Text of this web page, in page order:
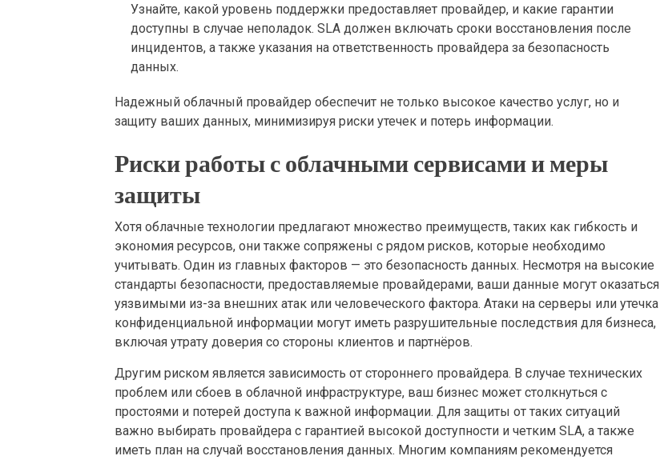
Узнайте, какой уровень поддержки предоставляет провайдер, и какие гарантии
доступны в случае неполадок. SLA должен включать сроки восстановления после
инцидентов, а также указания на ответственность провайдера за безопасность
данных.
Надежный облачный провайдер обеспечит не только высокое качество услуг, но и
защиту ваших данных, минимизируя риски утечек и потерь информации.
Риски работы с облачными сервисами и меры
защиты
Хотя облачные технологии предлагают множество преимуществ, таких как гибкость и
экономия ресурсов, они также сопряжены с рядом рисков, которые необходимо
учитывать. Один из главных факторов — это безопасность данных. Несмотря на высокие
стандарты безопасности, предоставляемые провайдерами, ваши данные могут оказаться
уязвимыми из-за внешних атак или человеческого фактора. Атаки на серверы или утечка
конфиденциальной информации могут иметь разрушительные последствия для бизнеса,
включая утрату доверия со стороны клиентов и партнёров.
Другим риском является зависимость от стороннего провайдера. В случае технических
проблем или сбоев в облачной инфраструктуре, ваш бизнес может столкнуться с
простоями и потерей доступа к важной информации. Для защиты от таких ситуаций
важно выбирать провайдера с гарантией высокой доступности и четким SLA, а также
иметь план на случай восстановления данных. Многим компаниям рекомендуется